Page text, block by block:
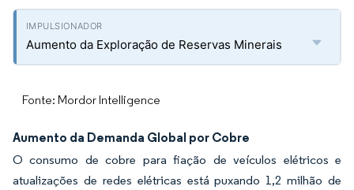
Aumento da Exploração de Reservas Minerais
Fonte: Mordor Intelligence
Aumento da Demanda Global por Cobre
O consumo de cobre para fiação de veículos elétricos e
atualizações de redes elétricas está puxando 1,2 milhão de